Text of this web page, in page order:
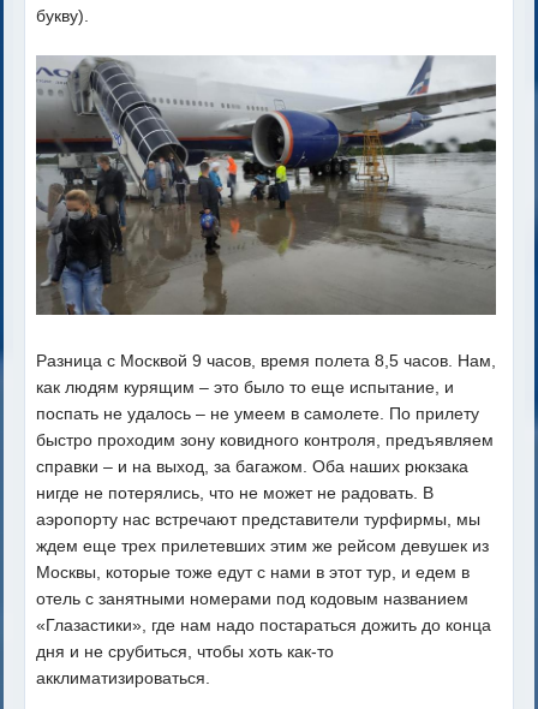
букву).
Разница с Москвой 9 часов, время полета 8,5 часов. Нам,
как людям курящим – это было то еще испытание, и
поспать не удалось – не умеем в самолете. По прилету
быстро проходим зону ковидного контроля, предъявляем
справки – и на выход, за багажом. Оба наших рюкзака
нигде не потерялись, что не может не радовать. В
аэропорту нас встречают представители турфирмы, мы
ждем еще трех прилетевших этим же рейсом девушек из
Москвы, которые тоже едут с нами в этот тур, и едем в
отель с занятными номерами под кодовым названием
«Глазастики», где нам надо постараться дожить до конца
дня и не срубиться, чтобы хоть как-то
акклиматизироваться.